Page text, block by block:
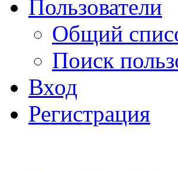
Пользователи
Общий
Поиск
Вход
Регистрация